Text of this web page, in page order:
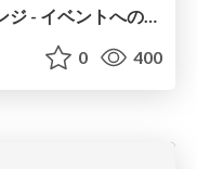
TwilioQuest - 2021 新春チャレンジ - イベントへの参加方法 / TQ 2021 New Year Challenge Opening
0 400